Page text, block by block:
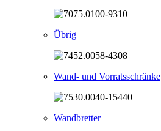
Übrig
Wand- und Vorratsschränke
Wandbretter